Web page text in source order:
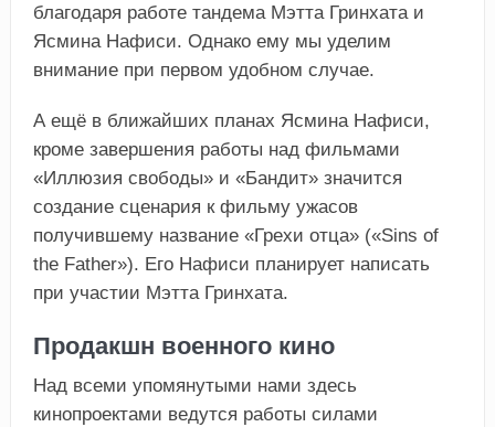
благодаря работе тандема Мэтта Гринхата и
Ясмина Нафиси. Однако ему мы уделим
внимание при первом удобном случае.
А ещё в ближайших планах Ясмина Нафиси,
кроме завершения работы над фильмами
«Иллюзия свободы» и «Бандит» значится
создание сценария к фильму ужасов
получившему название «Грехи отца» («Sins of
the Father»). Его Нафиси планирует написать
при участии Мэтта Гринхата.
Продакшн военного кино
Над всеми упомянутыми нами здесь
кинопроектами ведутся работы силами